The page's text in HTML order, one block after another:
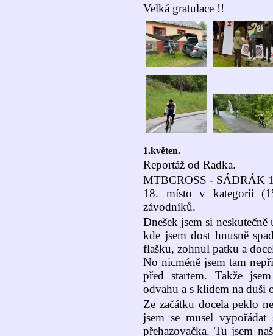
Velká gratulace !!
1.květen.
Reportáž od Radka.
MTBCROSS - SÁDRÁK
18. místo v kategorii
závodníků.
Dnešek jsem si
kde jsem dost hnusně
flašku, zohnul patku a
No nicméně jsem tam
před startem. Takže
odvahu a s klidem na duši
Ze začátku docela peklo
jsem se musel
přehazovačka. Tu jsem